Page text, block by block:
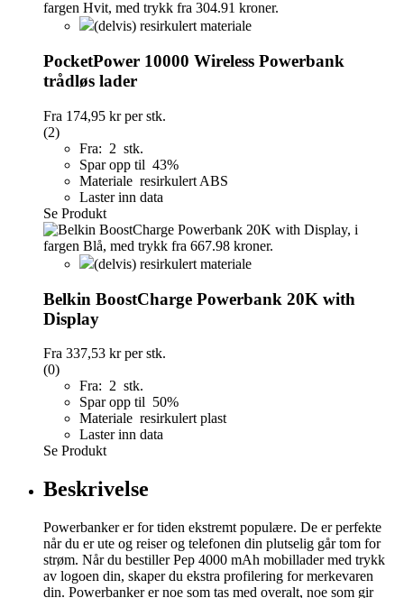
(delvis) resirkulert materiale
PocketPower 10000 Wireless Powerbank
trådløs lader
Fra 174,95 krper stk.
(2)
Fra: 2 stk.
Spar opp til 43%
Materiale resirkulert ABS
Laster inn data
Se Produkt
(delvis) resirkulert materiale
Belkin BoostCharge Powerbank 20K with
Display
Fra 337,53 krper stk.
(0)
Fra: 2 stk.
Spar opp til 50%
Materiale resirkulert plast
Laster inn data
Se Produkt
Beskrivelse
Powerbanker er for tiden ekstremt populære. De er perfekte
når du er ute og reiser og telefonen din plutselig går tom for
strøm. Når du bestiller Pep 4000 mAh mobillader med trykk
av logoen din, skaper du ekstra profilering for merkevaren
din. Powerbanker er noe som tas med overalt, noe som gir